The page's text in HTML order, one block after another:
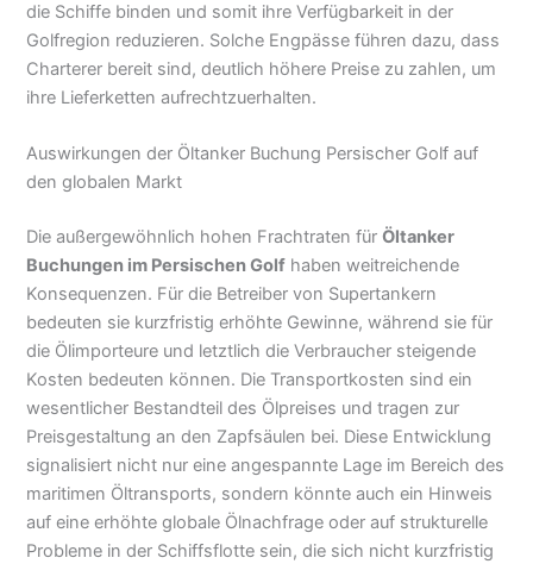
die Schiffe binden und somit ihre Verfügbarkeit in der
Golfregion reduzieren. Solche Engpässe führen dazu, dass
Charterer bereit sind, deutlich höhere Preise zu zahlen, um
ihre Lieferketten aufrechtzuerhalten.
Auswirkungen der Öltanker Buchung Persischer Golf auf
den globalen Markt
Die außergewöhnlich hohen Frachtraten fürÖltanker
Buchungen im Persischen Golf haben weitreichende
Konsequenzen. Für die Betreiber von Supertankern
bedeuten sie kurzfristig erhöhte Gewinne, während sie für
die Ölimporteure und letztlich die Verbraucher steigende
Kosten bedeuten können. Die Transportkosten sind ein
wesentlicher Bestandteil des Ölpreises und tragen zur
Preisgestaltung an den Zapfsäulen bei. Diese Entwicklung
signalisiert nicht nur eine angespannte Lage im Bereich des
maritimen Öltransports, sondern könnte auch ein Hinweis
auf eine erhöhte globale Ölnachfrage oder auf strukturelle
Probleme in der Schiffsflotte sein, die sich nicht kurzfristig